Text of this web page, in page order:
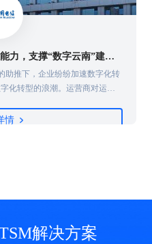
【云南电信】深化数字化运维能力，支撑“数字云南”建设倍道而进
助推下，企业纷纷加速数字化转
化转型的浪潮。运营商对运维
高效高质运维管理，成为运营商
情
解决方案